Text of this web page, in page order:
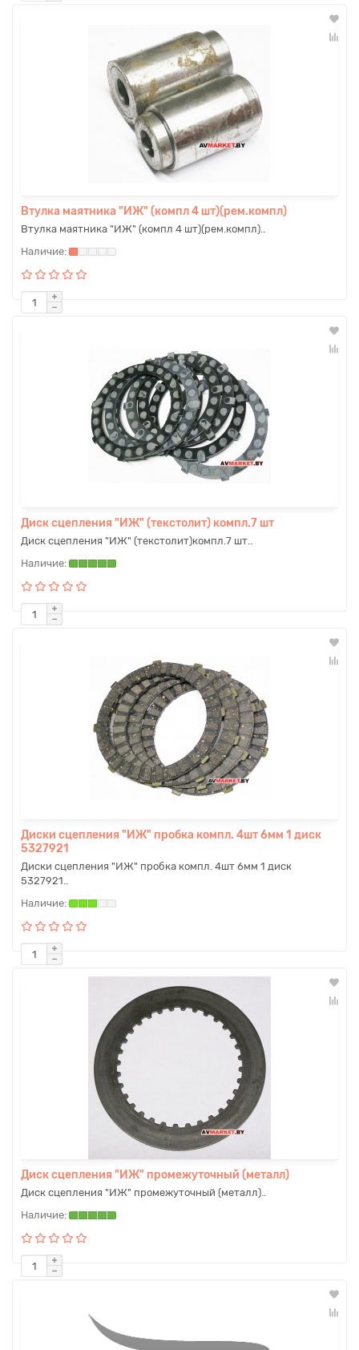
Втулка маятника "ИЖ" (компл 4 шт)(рем.компл)
Втулка маятника "ИЖ" (компл 4 шт)(рем.компл)..
Диск сцепления "ИЖ" (текстолит) компл.7 шт
Диск сцепления "ИЖ" (текстолит)компл.7 шт..
Диски сцепления "ИЖ" пробка компл. 4шт 6мм 1 диск
5327921
Диски сцепления "ИЖ" пробка компл. 4шт 6мм 1 диск
5327921..
Диск сцепления "ИЖ" промежуточный (металл)
Диск сцепления "ИЖ" промежуточный (металл)..